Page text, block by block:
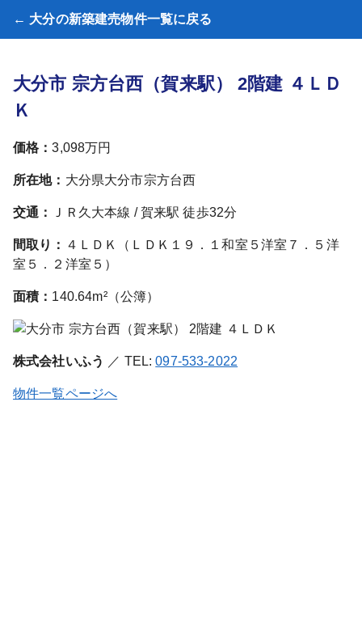
← 大分の新築建売物件一覧に戻る
大分市 宗方台西（賀来駅） 2階建 ４ＬＤ
Ｋ
価格：3,098万円
所在地： 大分県大分市宗方台西
交通： ＪＲ久大本線 / 賀来駅 徒歩32分
間取り： ４ＬＤＫ（ＬＤＫ１９．１和室５洋室７．５洋
室５．２洋室５）
面積： 140.64m²（公簿）
株式会社いふう ／ TEL:097-533-2022
物件一覧ページへ